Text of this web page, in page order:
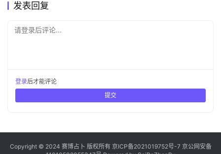
发表回复
请登录后评论...
登录后才能评论
提交
Copyright © 2024 赛博占卜 版权所有 京ICP备2021019752号-7 京公网安备